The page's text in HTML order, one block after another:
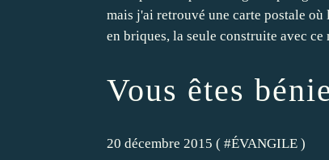
mais j'ai retrouvé une carte postale
en briques, la seule construite avec ce
Vous êtes
20 décembre 2015 ( #ÉVANGILE )